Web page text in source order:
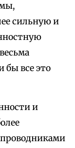
сильную и
бы все это
и